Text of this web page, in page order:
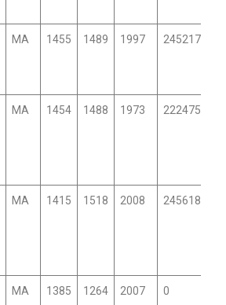
MA 1455 1489 1997 24521701
MA 1454 1488 1973 22247599
MA 1415 1518 2008 24561878
MA 1385 1264 2007 0